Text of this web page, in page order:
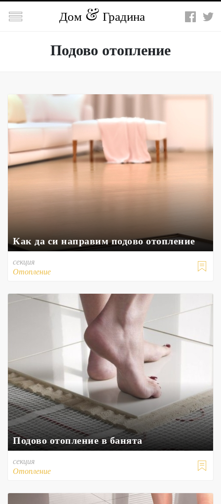
 Дом Градина
Подово отопление
Как да си направим подово отопление

секция
Отопление
Подово отопление в банята

секция
Отопление